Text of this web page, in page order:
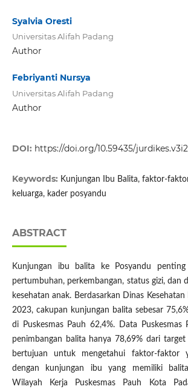
Syalvia Oresti
Universitas Alifah Padang
Author
Febriyanti Nursya
Universitas Alifah Padang
Author
DOI: https://doi.org/10.59435/
Keywords: Kunjungan Ibu Balita, faktor-
keluarga, kader posyandu
ABSTRACT
Kunjungan ibu balita ke Posyandu
pertumbuhan, perkembangan, status gizi, dan
kesehatan anak. Berdasarkan Dinas
2023, cakupan kunjungan balita sebesar
di Puskesmas Pauh 62,4%. Data Puskesmas
penimbangan balita hanya 78,69% dari
bertujuan untuk mengetahui faktor-faktor
dengan kunjungan ibu yang memiliki
Wilayah Kerja Puskesmas Pauh Kota